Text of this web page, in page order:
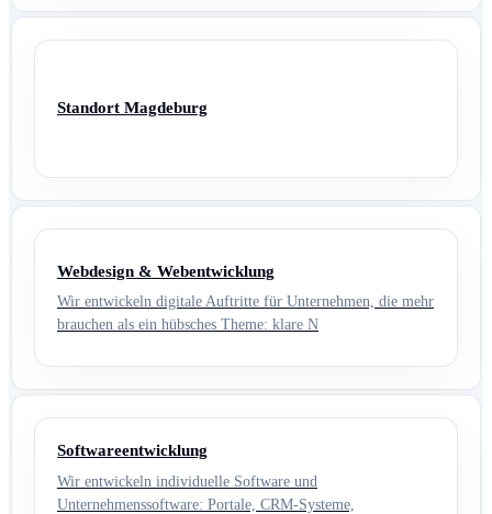
Standort Magdeburg
Webdesign & Webentwicklung
Wir entwickeln digitale Auftritte für Unternehmen, die mehr
brauchen als ein hübsches Theme: klare N
Softwareentwicklung
Wir entwickeln individuelle Software und
Unternehmenssoftware: Portale, CRM-Systeme,